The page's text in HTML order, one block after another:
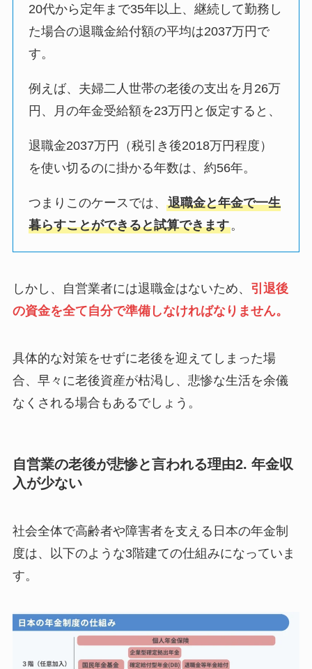
20代から定年まで35年以上、継続して勤務し
た場合の退職金給付額の平均は2037万円で
す。
例えば、夫婦二人世帯の老後の支出を月26万
円、月の年金受給額を23万円と仮定すると、
退職金2037万円（税引き後2018万円程度）
を使い切るのに掛かる年数は、約56年。
つまりこのケースでは、退職金と年金で一生
暮らすことができると試算できます。
しかし、自営業者には退職金はないため、 引退後
の資金を全て自分で準備しなければなりません。
具体的な対策をせずに老後を迎えてしまった場
合、早々に老後資産が枯渇し、悲惨な生活を余儀
なくされる場合もあるでしょう。
自営業の老後が悲惨と言われる理由2. 年金収
入が少ない
社会全体で高齢者や障害者を支える日本の年金制
度は、以下のような3階建ての仕組みになっていま
す。